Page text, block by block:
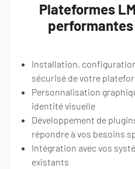
Plateformes
Installation,
sécurisé de votre
Personnalisation
identité visuelle
Développement de
répondre à vos besoins
Intégration avec vos
existants